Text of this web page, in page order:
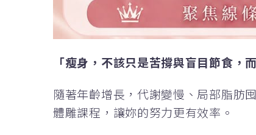
「瘦身， 不該只是苦撐與盲目節食，
隨著年齡增長，代謝變慢、局部脂肪
體雕課程，讓妳的努力更有效率。